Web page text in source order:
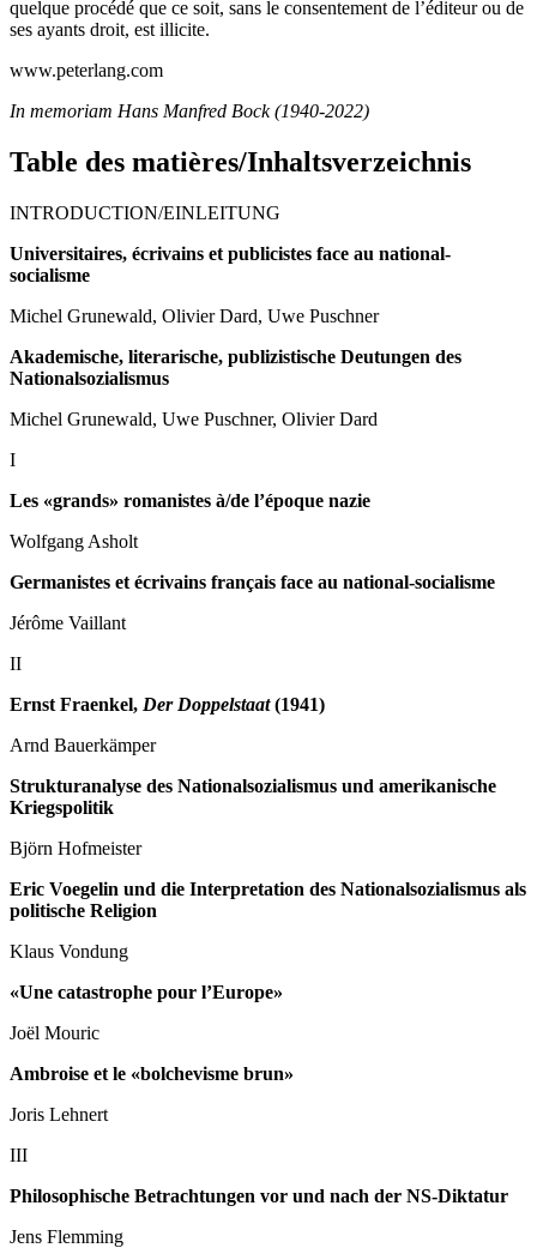
quelque procédé que ce soit, sans le consentement de l’éditeur ou de
ses ayants droit, est illicite.
www.peterlang.com
In memoriam Hans Manfred Bock (1940-2022)
Table des matières/Inhaltsverzeichnis
INTRODUCTION/EINLEITUNG
Universitaires, écrivains et publicistes face au national-
socialisme
Michel Grunewald, Olivier Dard, Uwe Puschner
Akademische, literarische, publizistische Deutungen des
Nationalsozialismus
Michel Grunewald, Uwe Puschner, Olivier Dard
I
Les «grands» romanistes à/de l’époque nazie
Wolfgang Asholt
Germanistes et écrivains français face au national-socialisme
Jérôme Vaillant
II
Ernst Fraenkel, Der Doppelstaat(1941)
Arnd Bauerkämper
Strukturanalyse des Nationalsozialismus und amerikanische
Kriegspolitik
Björn Hofmeister
Eric Voegelin und die Interpretation des Nationalsozialismus als
politische Religion
Klaus Vondung
«Une catastrophe pour l’Europe»
Joël Mouric
Ambroise et le «bolchevisme brun»
Joris Lehnert
III
Philosophische Betrachtungen vor und nach der NS-Diktatur
Jens Flemming